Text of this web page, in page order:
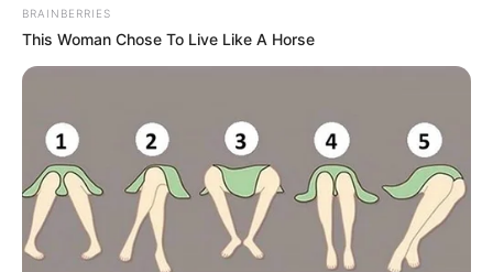
FACEBOOK
EMAIL ΑΚΟΛΟΥΘΉΣΤΕ
BRAINBERRIES
This Woman Chose To Live Like A Horse